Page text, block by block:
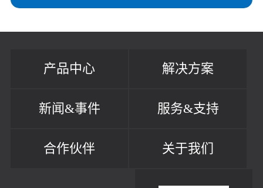
产品中心 解决方案
新闻&事件 服务&支持
合作伙伴 关于我们